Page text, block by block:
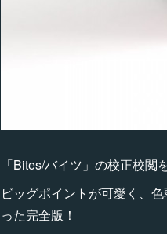
「Bites/バイツ」の校正校閲
ビッグポイントが可愛く、
った完全版！